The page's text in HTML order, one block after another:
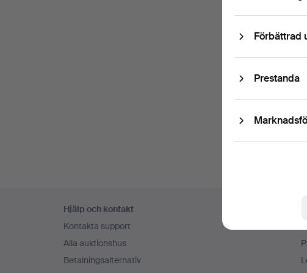
Hjälp och kontakt
Kontakta support
Alla auktionshus
Betalningsalternativ
Förbättrad
Prestanda